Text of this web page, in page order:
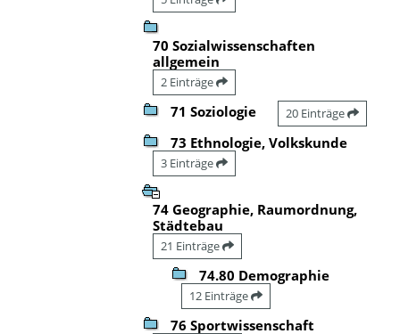
70 Sozialwissenschaften
allgemein
2 Einträge
71 Soziologie 20 Einträge
73 Ethnologie, Volkskunde
3 Einträge
74 Geographie, Raumordnung,
Städtebau
21 Einträge
74.80 Demographie
12 Einträge
76 Sportwissenschaft